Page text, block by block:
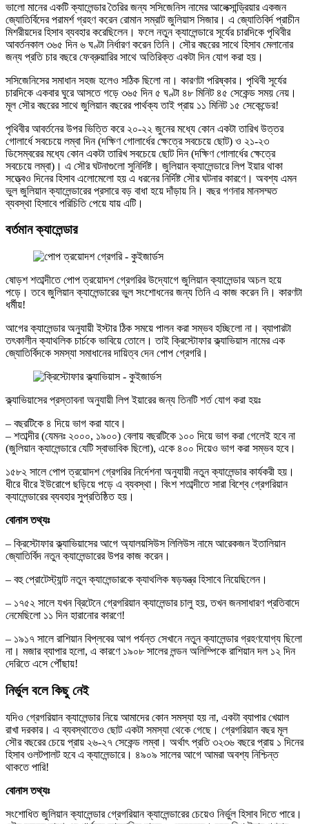
ভালো মানের একটি ক্যালেন্ডার তৈরির জন্য সসিজেনিস নামের আলেক্সান্ড্রিয়ার একজন
জ্যোতির্বিদের পরামর্শ গ্রহণ করেন রোমান সম্রাট জুলিয়াস সিজার। এ জ্যোতিবির্দ প্রাচীন
মিশরীয়দের হিসাব ব্যবহার করেছিলেন। ফলে নতুন ক্যালেন্ডারে সূর্যের চারদিকে পৃথিবীর
আবর্তনকাল ৩৬৫ দিন ৬ ঘণ্টা নির্ধারণ করেন তিনি। সৌর বছরের সাথে হিসাব মেলানোর
জন্য প্রতি চার বছরে ফেব্রুয়ারির সাথে অতিরিক্ত একটা দিন যোগ করা হয়।
সসিজেনিসের সমাধান সহজ হলেও সঠিক ছিলো না। কারণটা পরিষ্কার। পৃথিবী সূর্যের
চারদিকে একবার ঘুরে আসতে গড়ে ৩৬৫ দিন ৫ ঘণ্টা ৪৮ মিনিট ৪৫ সেকেন্ড সময় নেয়।
মূল সৌর বছরের সাথে জুলিয়ান বছরের পার্থক্য তাই প্রায় ১১ মিনিট ১৫ সেকেন্ডের!
পৃথিবীর আবর্তনের উপর ভিত্তি করে ২০-২২ জুনের মধ্যে কোন একটা তারিখ উত্তর
গোলার্ধে সবচেয়ে লম্বা দিন (দক্ষিণ গোলার্ধের ক্ষেত্রে সবচেয়ে ছোট) ও ২১-২৩
ডিসেম্বরের মধ্যে কোন একটা তারিখ সবচেয়ে ছোট দিন (দক্ষিণ গোলার্ধের ক্ষেত্রে
সবচেয়ে লম্বা)। এ সৌর ঘটনাগুলো সুনির্দিষ্ট। জুলিয়ান ক্যালেন্ডারে লিপ ইয়ার থাকা
সত্ত্বেও দিনের হিসাব এলোমেলো হয় এ ধরনের নির্দিষ্ট সৌর ঘটনার কারণে। অবশ্য এমন
ভুল জুলিয়ান ক্যালেন্ডারের প্রসারে বড় বাধা হয়ে দাঁড়ায় নি। বছর গণনার মানসম্মত
ব্যবস্থা হিসাবে পরিচিতি পেয়ে যায় এটি।
বর্তমান ক্যালেন্ডার
ষোড়শ শতাব্দীতে পোপ ত্রয়োদশ গ্রেগরির উদ্যোগে জুলিয়ান ক্যালেন্ডার অচল হয়ে
পড়ে। তবে জুলিয়ান ক্যালেন্ডারের ভুল সংশোধনের জন্য তিনি এ কাজ করেন নি। কারণটা
ধর্মীয়!
আগের ক্যালেন্ডার অনুযায়ী ইস্টার ঠিক সময়ে পালন করা সম্ভব হচ্ছিলো না। ব্যাপারটা
তৎকালীন ক্যাথলিক চার্চকে ভাবিয়ে তোলে। তাই ক্রিস্টোফার ক্ল্যাভিয়াস নামের এক
জ্যোতির্বিদকে সমস্যা সমাধানের দায়িত্ব দেন পোপ গ্রেগরি।
ক্ল্যাভিয়াসের প্রস্তাবনা অনুযায়ী লিপ ইয়ারের জন্য তিনটি শর্ত যোগ করা হয়ঃ
– বছরটিকে ৪ দিয়ে ভাগ করা যাবে।
– শতাব্দীর (যেমনঃ ২০০০, ১৯০০) বেলায় বছরটিকে ১০০ দিয়ে ভাগ করা গেলেই হবে না
(জুলিয়ান ক্যালেন্ডারে যেটি স্বাভাবিক ছিলো), একে ৪০০ দিয়েও ভাগ করা সম্ভব হবে।
১৫৮২ সালে পোপ ত্রয়োদশ গ্রেগরির নির্দেশনা অনুযায়ী নতুন ক্যালেন্ডার কার্যকরী হয়।
ধীরে ধীরে ইউরোপে ছড়িয়ে পড়ে এ ব্যবস্থা। বিংশ শতাব্দীতে সারা বিশ্বে গ্রেগরিয়ান
ক্যালেন্ডারের ব্যবহার সুপ্রতিষ্ঠিত হয়।
বোনাস তথ্যঃ
– ক্রিস্টোফার ক্ল্যাভিয়াসের আগে অ্যালয়সিউস লিলিউস নামে আরেকজন ইতালিয়ান
জ্যোতির্বিদ নতুন ক্যালেন্ডারের উপর কাজ করেন।
– বহু প্রোটেস্ট্যান্ট নতুন ক্যালেন্ডারকে ক্যাথলিক ষড়যন্ত্র হিসাবে নিয়েছিলেন।
– ১৭৫২ সালে যখন ব্রিটেনে গ্রেগরিয়ান ক্যালেন্ডার চালু হয়, তখন জনসাধারণ প্রতিবাদে
নেমেছিলো ১১ দিন হারানোর কারণে!
– ১৯১৭ সালে রাশিয়ান বিপ্লবের আগ পর্যন্ত সেখানে নতুন ক্যালেন্ডার গ্রহণযোগ্য ছিলো
না। মজার ব্যাপার হলো, এ কারণে ১৯০৮ সালের লন্ডন অলিম্পিকে রাশিয়ান দল ১২ দিন
দেরিতে এসে পৌঁছায়!
নির্ভুল বলে কিছু নেই
যদিও গ্রেগরিয়ান ক্যালেন্ডার নিয়ে আমাদের কোন সমস্যা হয় না, একটা ব্যাপার খেয়াল
রাখা দরকার। এ ব্যবস্থাতেও ছোট একটা সমস্যা থেকে গেছে। গ্রেগরিয়ান বছর মূল
সৌর বছরের চেয়ে প্রায় ২৬-২৭ সেকেন্ড লম্বা। অর্থাৎ প্রতি ৩২৩৬ বছরে প্রায় ১ দিনের
হিসাব ওলটপালট হবে এ ক্যালেন্ডারে। ৪৯০৯ সালের আগে আমরা অবশ্য নিশ্চিন্ত
থাকতে পারি!
বোনাস তথ্যঃ
সংশোধিত জুলিয়ান ক্যালেন্ডার গ্রেগরিয়ান ক্যালেন্ডারের চেয়েও নির্ভুল হিসাব দিতে পারে।